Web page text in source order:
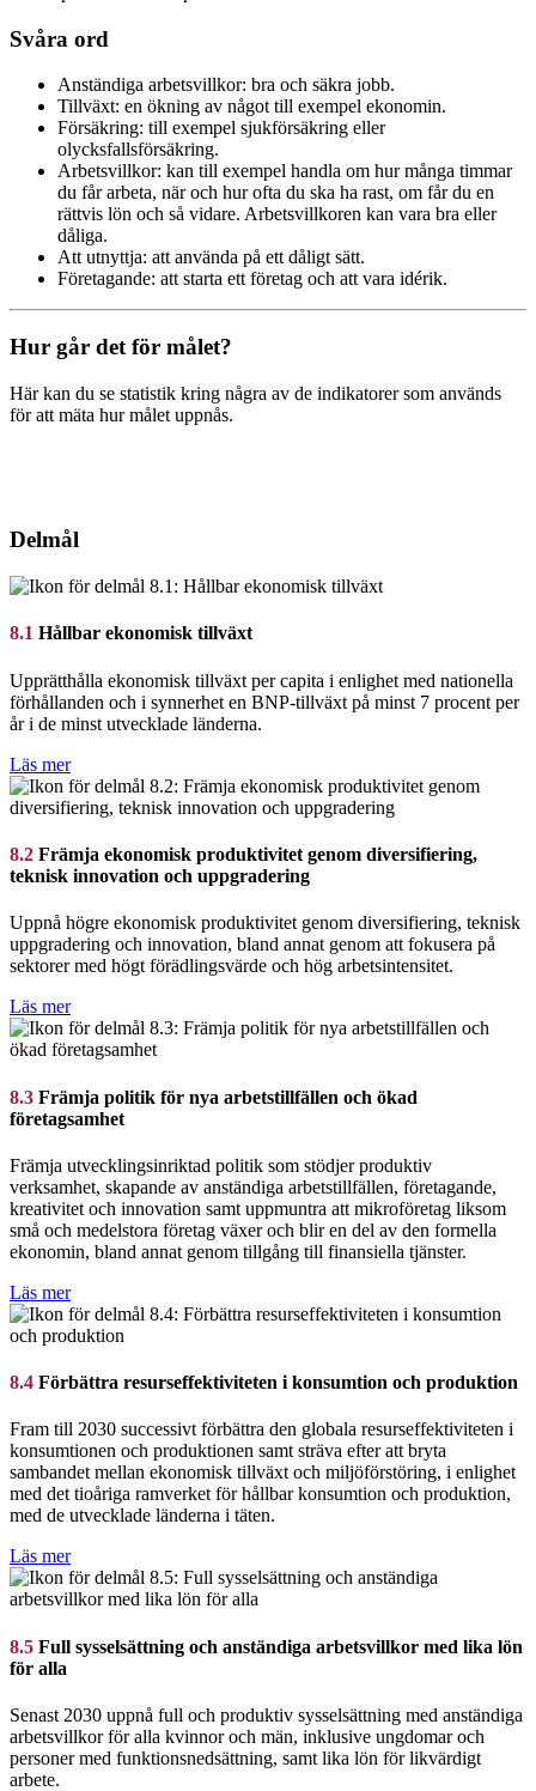
Svåra ord
Anständiga arbetsvillkor: bra och säkra jobb.
Tillväxt: en ökning av något till exempel ekonomin.
Försäkring: till exempel sjukförsäkring eller
olycksfallsförsäkring.
Arbetsvillkor: kan till exempel handla om hur många timmar
du får arbeta, när och hur ofta du ska ha rast, om får du en
rättvis lön och så vidare. Arbetsvillkoren kan vara bra eller
dåliga.
Att utnyttja: att använda på ett dåligt sätt.
Företagande: att starta ett företag och att vara idérik.
Hur går det för målet?
Här kan du se statistik kring några av de indikatorer som används
för att mäta hur målet uppnås.
Delmål
8.1 Hållbar ekonomisk tillväxt
Upprätthålla ekonomisk tillväxt per capita i enlighet med nationella
förhållanden och i synnerhet en BNP-tillväxt på minst 7 procent per
år i de minst utvecklade länderna.
Läs mer
8.2 Främja ekonomisk produktivitet genom diversifiering,
teknisk innovation och uppgradering
Uppnå högre ekonomisk produktivitet genom diversifiering, teknisk
uppgradering och innovation, bland annat genom att fokusera på
sektorer med högt förädlingsvärde och hög arbetsintensitet.
Läs mer
8.3 Främja politik för nya arbetstillfällen och ökad
företagsamhet
Främja utvecklingsinriktad politik som stödjer produktiv
verksamhet, skapande av anständiga arbetstillfällen, företagande,
kreativitet och innovation samt uppmuntra att mikroföretag liksom
små och medelstora företag växer och blir en del av den formella
ekonomin, bland annat genom tillgång till finansiella tjänster.
Läs mer
8.4 Förbättra resurseffektiviteten i konsumtion och produktion
Fram till 2030 successivt förbättra den globala resurseffektiviteten i
konsumtionen och produktionen samt sträva efter att bryta
sambandet mellan ekonomisk tillväxt och miljöförstöring, i enlighet
med det tioåriga ramverket för hållbar konsumtion och produktion,
med de utvecklade länderna i täten.
Läs mer
8.5 Full sysselsättning och anständiga arbetsvillkor med lika lön
för alla
Senast 2030 uppnå full och produktiv sysselsättning med anständiga
arbetsvillkor för alla kvinnor och män, inklusive ungdomar och
personer med funktionsnedsättning, samt lika lön för likvärdigt
arbete.